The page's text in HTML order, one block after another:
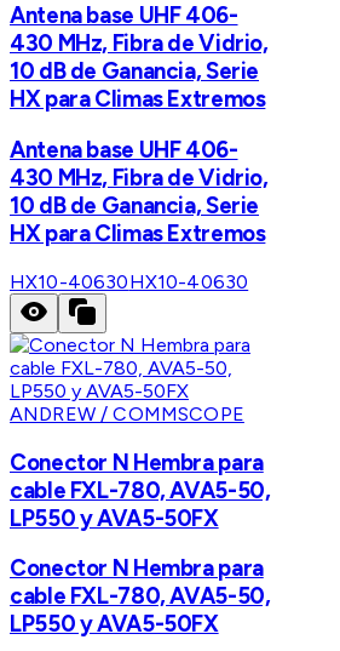
Antena base UHF 406-
430 MHz, Fibra de Vidrio,
10 dB de Ganancia, Serie
HX para Climas Extremos
Antena base UHF 406-
430 MHz, Fibra de Vidrio,
10 dB de Ganancia, Serie
HX para Climas Extremos
HX10-40630HX10-40630
ANDREW / COMMSCOPE
Conector N Hembra para
cable FXL-780, AVA5-50,
LP550 y AVA5-50FX
Conector N Hembra para
cable FXL-780, AVA5-50,
LP550 y AVA5-50FX